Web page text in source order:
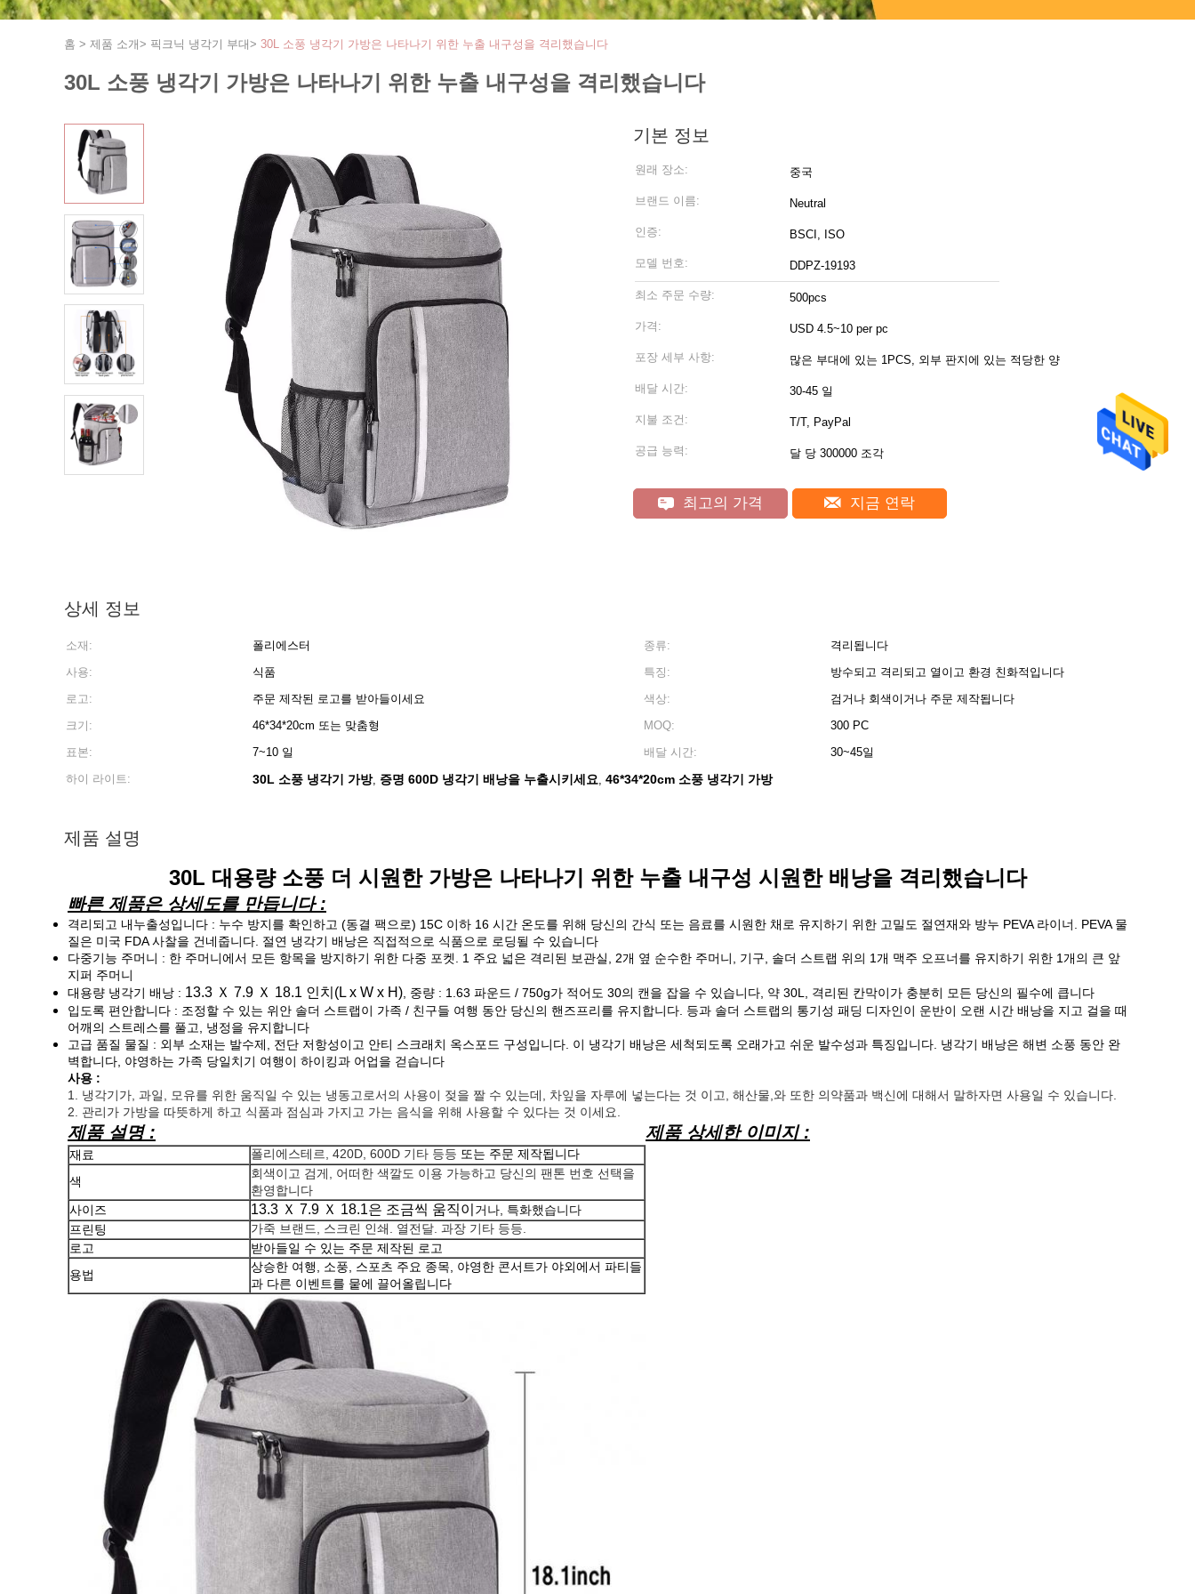
곧 다시 연락 드리겠습니다!
홈 > 제품 소개> 픽크닉 냉각기 부대> 30L 소풍 냉각기 가방은 나타나기 위한 누출 내구성을 격리했습니다
30L 소풍 냉각기 가방은 나타나기 위한 누출 내구성을 격리했습니다
기본 정보
원래 장소: 중국
브랜드 이름: Neutral
인증: BSCI, ISO
모델 번호: DDPZ-19193
최소 주문 수량: 500pcs
가격: USD 4.5~10 per pc
포장 세부 사항: 많은 부대에 있는 1PCS, 외부 판지에 있는 적당한 양
배달 시간: 30-45 일
지불 조건: T/T, PayPal
공급 능력: 달 당 300000 조각
최고의 가격 지금 연락
상세 정보
소재: 폴리에스터 종류:
격리됩니다
사용:
식품 특징:
방수되고 격리되고 열이고 환경 친화적입니다
로고:
주문 제작된 로고를 받아들이세요 색상:
검거나 회색이거나 주문 제작됩니다
크기:
46*34*20cm 또는 맞춤형 MOQ:
300 PC
표본:
7~10 일 배달 시간:
30~45일
하이 라이트:
30L 소풍 냉각기 가방, 증명 600D 냉각기 배낭을 누출시키세요, 46*34*20cm 소풍 냉각기 가방
제품 설명
30L 대용량 소풍 더 시원한 가방은 나타나기 위한 누출 내구성 시원한 배낭을 격리했습니다
빠른 제품은 상세도를 만듭니다 :
격리되고 내누출성입니다 : 누수 방지를 확인하고 (동결 팩으로) 15C 이하 16 시간 온도를 위해 당신의 간식 또는 음료를 시원한 채로 유지하기 위한 고밀도 절연재와 방누 PEVA 라이너. PEVA 물
질은 미국 FDA 사찰을 건네줍니다. 절연 냉각기 배낭은 직접적으로 식품으로 로딩될 수 있습니다
다중기능 주머니 : 한 주머니에서 모든 항목을 방지하기 위한 다중 포켓. 1 주요 넓은 격리된 보관실, 2개 옆 순수한 주머니, 기구, 솔더 스트랩 위의 1개 맥주 오프너를 유지하기 위한 1개의 큰 앞
지퍼 주머니
대용량 냉각기 배낭 : 13.3 Ｘ 7.9 Ｘ 18.1 인치(L x W x H) , 중량 : 1.63 파운드 / 750g가 적어도 30의 캔을 잡을 수 있습니다, 약 30L, 격리된 칸막이가 충분히 모든 당신의 필수에 큽니다
입도록 편안합니다 : 조정할 수 있는 위안 솔더 스트랩이 가족 / 친구들 여행 동안 당신의 핸즈프리를 유지합니다. 등과 솔더 스트랩의 통기성 패딩 디자인이 운반이 오랜 시간 배낭을 지고 걸을 때
어깨의 스트레스를 풀고, 냉정을 유지합니다
고급 품질 물질 : 외부 소재는 발수제, 전단 저항성이고 안티 스크래치 옥스포드 구성입니다. 이 냉각기 배낭은 세척되도록 오래가고 쉬운 발수성과 특징입니다. 냉각기 배낭은 해변 소풍 동안 완
벽합니다, 야영하는 가족 당일치기 여행이 하이킹과 어업을 걷습니다
사용 :
1. 냉각기가, 과일, 모유를 위한 움직일 수 있는 냉동고로서의 사용이 젖을 짤 수 있는데, 차잎을 자루에 넣는다는 것 이고, 해산물,와 또한 의약품과 백신에 대해서 말하자면 사용일 수 있습니다.
2. 관리가 가방을 따뜻하게 하고 식품과 점심과 가지고 가는 음식을 위해 사용할 수 있다는 것 이세요.
제품 설명 :
재료 폴리에스테르, 420D, 600D 기타 등등 또는 주문 제작됩니다
색
회색이고 검게, 어떠한 색깔도 이용 가능하고 당신의 팬톤 번호 선택을
환영합니다
사이즈
13.3 Ｘ 7.9 Ｘ 18.1은 조금씩 움직이 거나, 특화했습니다
프린팅
가죽 브랜드, 스크린 인쇄. 열전달. 과장 기타 등등.
로고
받아들일 수 있는 주문 제작된 로고
용법
상승한 여행, 소풍, 스포츠 주요 종목, 야영한 콘서트가 야외에서 파티들
과 다른 이벤트를 뭍에 끌어올립니다
제품 상세한 이미지 :